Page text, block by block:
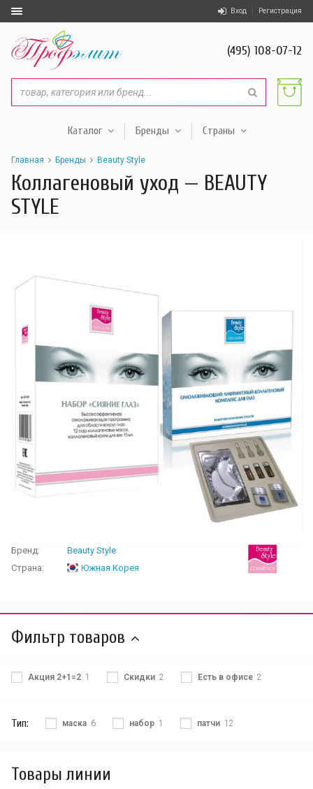
Вход Регистрация
(495) 108-07-12
Каталог Бренды Страны
Главная Бренды Beauty Style
Коллагеновый уход — BEAUTY
STYLE
Бренд:
Beauty Style
Страна:
Южная Корея
Фильтр товаров
Акция 2+1=2 1 Скидки 2 Есть в офисе 2
Тип: маска 6 набор 1 патчи 12
Товары линии